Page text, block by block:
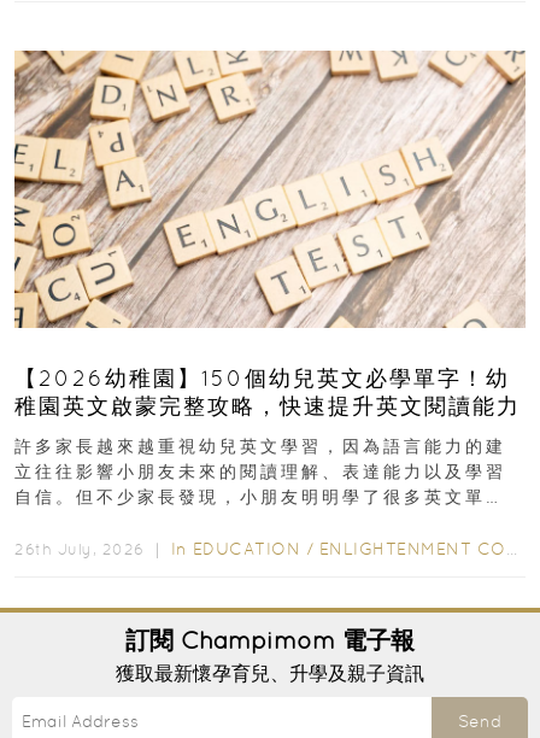
【2026幼稚園】150個幼兒英文必學單字！幼
稚園英文啟蒙完整攻略，快速提升英文閱讀能力
許多家長越來越重視幼兒英文學習，因為語言能力的建
立往往影響小朋友未來的閱讀理解、表達能力以及學習
自信。但不少家長發現，小朋友明明學了很多英文單
26th July, 2026 ｜ In EDUCATION / ENLIGHTENMENT CORNER
訂閱 Champimom 電子報
獲取最新懷孕育兒、升學及親子資訊
Send